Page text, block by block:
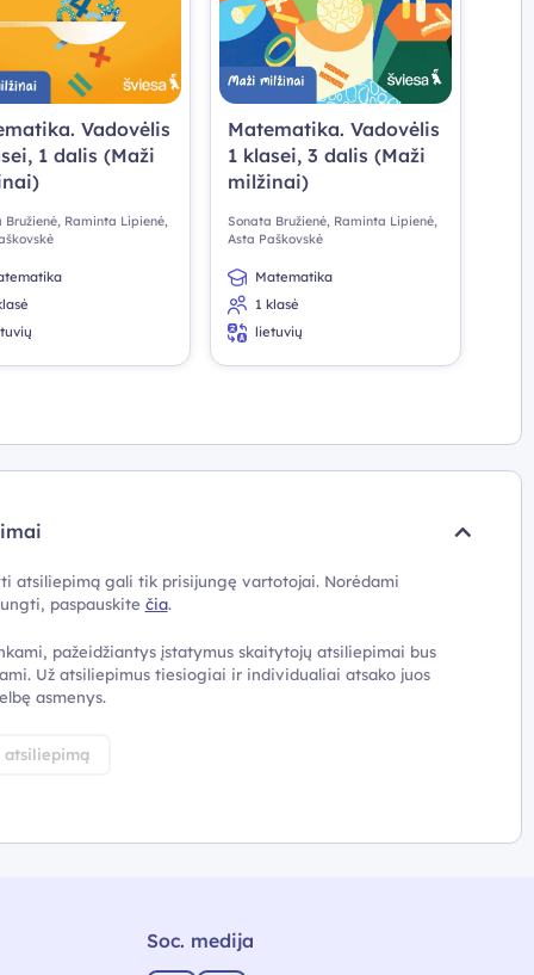
Vadovėlis
1 dalis (Maži
Bružienė, Raminta Lipienė,
Matematika. Vadovėlis
1 klasei, 3 dalis (Maži
milžinai)
Sonata Bružienė, Raminta Lipienė,
Asta Paškovskė
Matematika
1 klasė
lietuvių
atsiliepimą gali tik prisijungę vartotojai. Norėdami
paspauskite čia.
pažeidžiantys įstatymus skaitytojų atsiliepimai bus
Už atsiliepimus tiesiogiai ir individualiai atsako juos
asmenys.
atsiliepimą
Soc. medija